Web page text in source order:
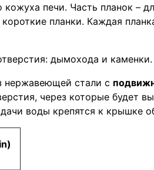
печи. Часть планок –
планки. Каждая
дымохода и каменки.
нержавеющей стали с
через которые будет
воды крепятся к крышке